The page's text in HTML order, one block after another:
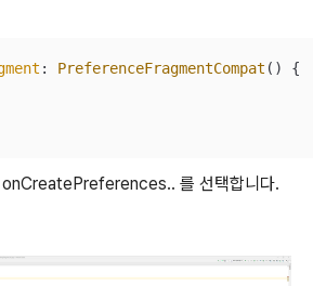
: PreferenceFragmentCompat () {
를 선택합니다.